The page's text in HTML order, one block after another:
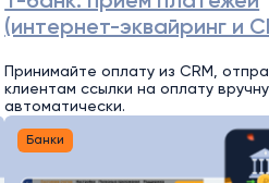
(интернет-эквайринг и
Принимайте оплату из CRM,
клиентам ссылки на оплату
автоматически.
Банки